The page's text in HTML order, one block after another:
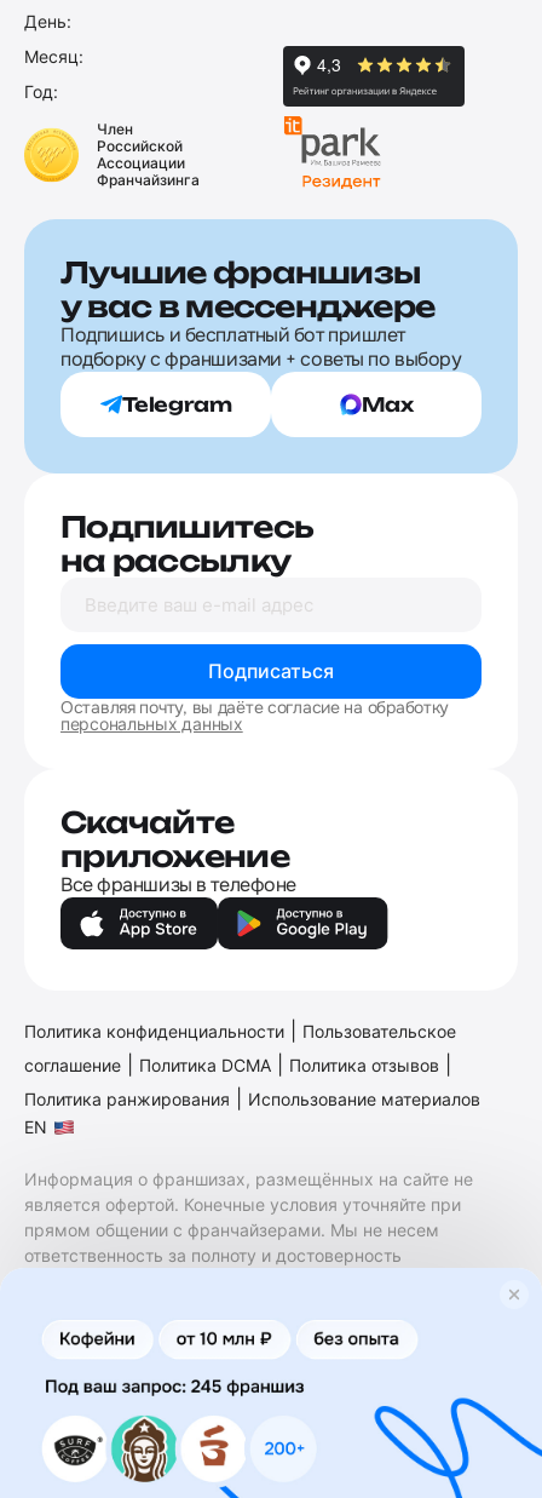
День:
Месяц:
Год:
Член
Российской
Ассоциации
Франчайзинга
Лучшие франшизы
у вас в мессенджере
Подпишись и бесплатный бот пришлет
подборку с франшизами + советы по выбору
Telegram Max
Подпишитесь
на рассылку
Подписаться
Оставляя почту, вы даёте согласие на обработку
персональных данных
Скачайте
приложение
Все франшизы в телефоне
Политика конфиденциальности
Пользовательское
соглашение
Политика DCMA Политика отзывов
Политика ранжирования
Использование материалов
EN
Информация о франшизах, размещённых на сайте не
является офертой. Конечные условия уточняйте при
прямом общении с франчайзерами. Мы не несем
ответственность за полноту и достоверность
финансовые услуги. Заключение договоров
коммерческой концессии (франчайзинга) осуществляется
правообладателями/их представителями. Бизнесменс.ру
не является посредником или представителем
правообладателя и не несет ответственность за условия
предоставления франшизы и действия лиц,
осуществленные на основании информации, имеющейся